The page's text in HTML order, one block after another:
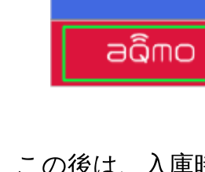
この後は、入